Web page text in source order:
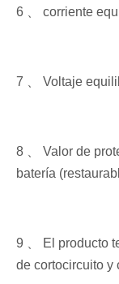
6 、 corriente
7 、 Voltaje
8 、 Valor de
batería
9 、 El producto
de cortocircuito y